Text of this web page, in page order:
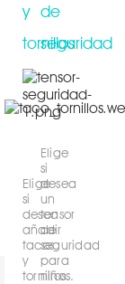
Lino
de
seguridad
Elige
si
desea
un
tensor
de
seguridad
para
niños.
y
tornillos
Elige
si
desea
añadir
tacos
y
tornillos.